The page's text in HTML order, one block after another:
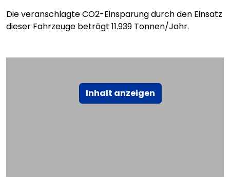
Die veranschlagte CO2-Einsparung durch den Einsatz
dieser Fahrzeuge beträgt 11.939 Tonnen/Jahr.
Inhalt anzeigen